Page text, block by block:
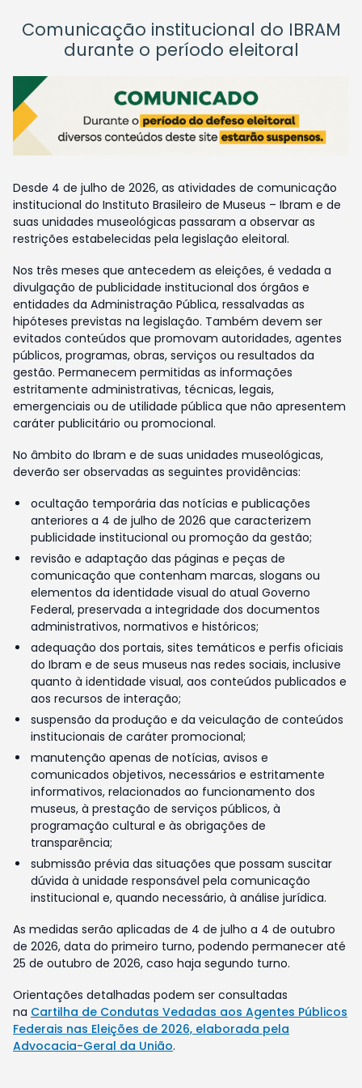
Comunicação institucional do IBRAM
durante o período eleitoral
Desde 4 de julho de 2026, as atividades de comunicação
institucional do Instituto Brasileiro de Museus – Ibram e de
suas unidades museológicas passaram a observar as
restrições estabelecidas pela legislação eleitoral.
Nos três meses que antecedem as eleições, é vedada a
divulgação de publicidade institucional dos órgãos e
entidades da Administração Pública, ressalvadas as
hipóteses previstas na legislação. Também devem ser
evitados conteúdos que promovam autoridades, agentes
públicos, programas, obras, serviços ou resultados da
gestão. Permanecem permitidas as informações
estritamente administrativas, técnicas, legais,
emergenciais ou de utilidade pública que não apresentem
caráter publicitário ou promocional.
No âmbito do Ibram e de suas unidades museológicas,
deverão ser observadas as seguintes providências:
ocultação temporária das notícias e publicações
anteriores a 4 de julho de 2026 que caracterizem
publicidade institucional ou promoção da gestão;
revisão e adaptação das páginas e peças de
comunicação que contenham marcas, slogans ou
elementos da identidade visual do atual Governo
Federal, preservada a integridade dos documentos
administrativos, normativos e históricos;
adequação dos portais, sites temáticos e perfis oficiais
do Ibram e de seus museus nas redes sociais, inclusive
quanto à identidade visual, aos conteúdos publicados e
aos recursos de interação;
suspensão da produção e da veiculação de conteúdos
institucionais de caráter promocional;
manutenção apenas de notícias, avisos e
comunicados objetivos, necessários e estritamente
informativos, relacionados ao funcionamento dos
museus, à prestação de serviços públicos, à
programação cultural e às obrigações de
transparência;
submissão prévia das situações que possam suscitar
dúvida à unidade responsável pela comunicação
institucional e, quando necessário, à análise jurídica.
As medidas serão aplicadas de 4 de julho a 4 de outubro
de 2026, data do primeiro turno, podendo permanecer até
25 de outubro de 2026, caso haja segundo turno.
Orientações detalhadas podem ser consultadas
na Cartilha de Condutas Vedadas aos Agentes Públicos
Federais nas Eleições de 2026, elaborada pela
Advocacia-Geral da União.